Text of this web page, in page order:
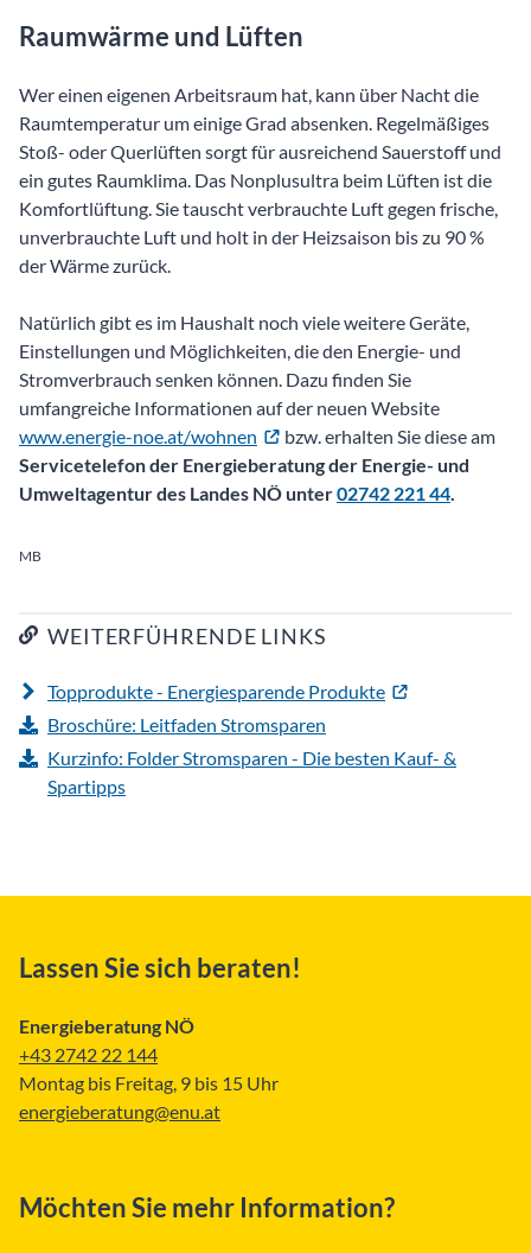
Raumwärme und Lüften
Wer einen eigenen Arbeitsraum hat, kann über Nacht die
Raumtemperatur um einige Grad absenken. Regelmäßiges
Stoß- oder Querlüften sorgt für ausreichend Sauerstoff und
ein gutes Raumklima. Das Nonplusultra beim Lüften ist die
Komfortlüftung. Sie tauscht verbrauchte Luft gegen frische,
unverbrauchte Luft und holt in der Heizsaison bis zu 90 %
der Wärme zurück.
Natürlich gibt es im Haushalt noch viele weitere Geräte,
Einstellungen und Möglichkeiten, die den Energie- und
Stromverbrauch senken können. Dazu finden Sie
umfangreiche Informationen auf der neuen Website
www.energie-noe.at/wohnen
bzw. erhalten Sie diese am
Servicetelefon der Energieberatung der Energie- und
Umweltagentur des Landes NÖ unter02742 221 44.
MB
WEITERFÜHRENDE LINKS
Topprodukte - Energiesparende Produkte
Broschüre: Leitfaden Stromsparen
Kurzinfo: Folder Stromsparen - Die besten Kauf- &
Spartipps
Lassen Sie sich beraten!
Energieberatung NÖ
+43 2742 22 144
Montag bis Freitag, 9 bis 15 Uhr
energieberatung@enu.at
Möchten Sie mehr Information?